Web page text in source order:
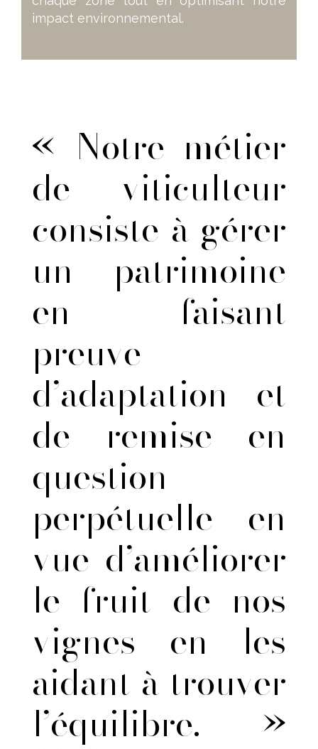
impact environnemental.
« Notre métier
de viticulteur
consiste à gérer
un patrimoine
en faisant
preuve
d’adaptation et
de remise en
question
perpétuelle en
vue d’améliorer
le fruit de nos
vignes en les
aidant à trouver
l’équilibre. »